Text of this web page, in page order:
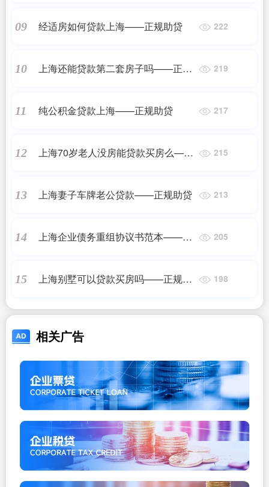
09 经适房如何贷款上海——正规助贷 222
10
上海还能贷款第二套房子吗——正规
219
11 纯公积金贷款上海——正规助贷 217
12
上海70岁老人没房能贷款买房么——
215
13 上海妻子车牌老公贷款——正规助贷 213
14
上海企业债务重组协议书范本——正
205
15
上海别墅可以贷款买房吗——正规助
198
相关广告